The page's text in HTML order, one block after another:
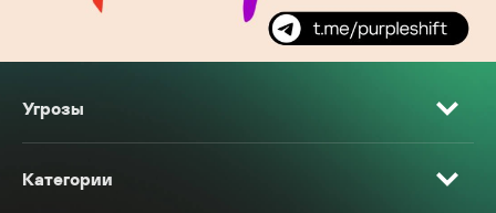
Угрозы
Категории